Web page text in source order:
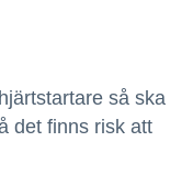
så ska
det finns risk att